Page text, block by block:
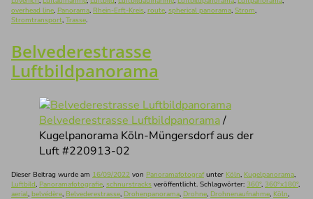
overhead line, Panorama, Rhein-Erft-Kreis, route, spherical panorama, Strom,
Stromtransport, Trasse.
Belvederestrasse
Luftbildpanorama
Belvederestrasse Luftbildpanorama/
Kugelpanorama Köln-Müngersdorf aus der
Luft #220913-02
Dieser Beitrag wurde am 16/09/2022 von Panoramafotografunter Köln, Kugelpanorama,
Luftbild, Panoramafotografie, schnurstracks veröffentlicht. Schlagwörter: 360°, 360°x180°,
aerial, belvédère, Belvederestrasse, Drohenpanorama, Drohne, Drohnenaufnahme, Köln,